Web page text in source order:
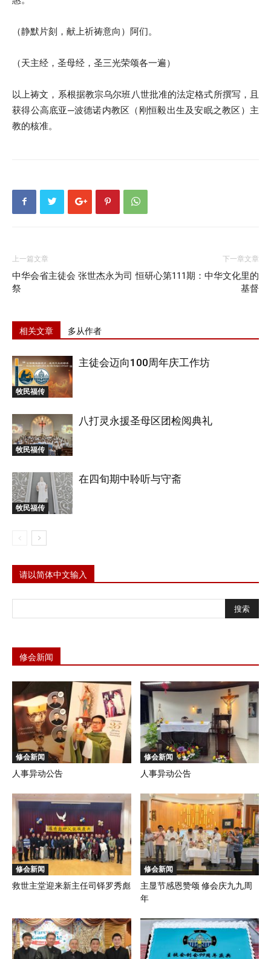
（静默片刻，献上祈祷意向）阿们。
（天主经，圣母经，圣三光荣颂各一遍）
以上祷文，系根据教宗乌尔班八世批准的法定格式所撰写，且
获得公高底亚─波德诺内教区（刚恒毅出生及安眠之教区）主
教的核准。
上一篇文章
中华会省主徒会 张世杰永为司
祭
下一章文章
恒研心第111期：中华文化里的
基督
相关文章 多从作者
牧民福传
主徒会迈向100周年庆工作坊
牧民福传
八打灵永援圣母区团检阅典礼
牧民福传
在四旬期中聆听与守斋
请以简体中文输入
修会新闻
修会新闻
人事异动公告
修会新闻
人事异动公告
修会新闻
救世主堂迎来新主任司铎罗秀彪
修会新闻
主显节感恩赞颂 修会庆九九周
年